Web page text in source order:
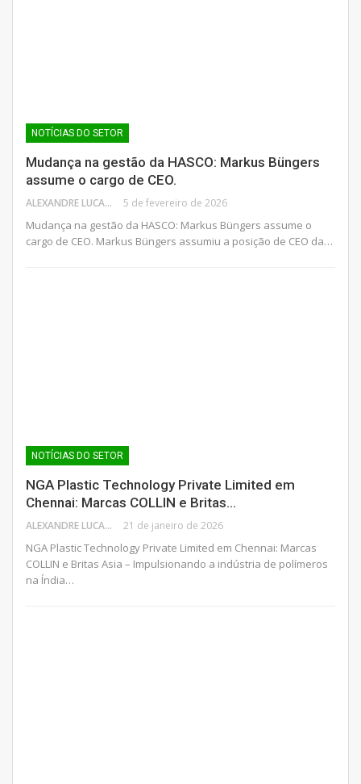
NOTÍCIAS DO SETOR
Mudança na gestão da HASCO: Markus Büngers
assume o cargo de CEO.
ALEXANDRE LUCAS 5 de fevereiro de 2026
Mudança na gestão da HASCO: Markus Büngers assume o
cargo de CEO. Markus Büngers assumiu a posição de CEO da…
NOTÍCIAS DO SETOR
NGA Plastic Technology Private Limited em
Chennai: Marcas COLLIN e Britas…
ALEXANDRE LUCAS 21 de janeiro de 2026
NGA Plastic Technology Private Limited em Chennai: Marcas
COLLIN e Britas Asia – Impulsionando a indústria de polímeros
na Índia…